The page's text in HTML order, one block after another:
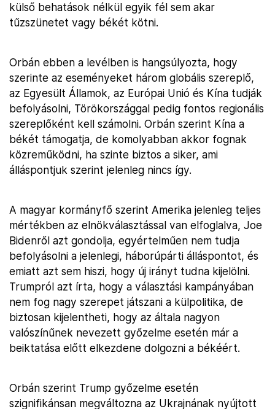
külső behatások nélkül egyik fél sem akar
tűzszünetet vagy békét kötni.
Orbán ebben a levélben is hangsúlyozta, hogy
szerinte az eseményeket három globális szereplő,
az Egyesült Államok, az Európai Unió és Kína tudják
befolyásolni, Törökországgal pedig fontos regionális
szereplőként kell számolni. Orbán szerint Kína a
békét támogatja, de komolyabban akkor fognak
közreműködni, ha szinte biztos a siker, ami
álláspontjuk szerint jelenleg nincs így.
A magyar kormányfő szerint Amerika jelenleg teljes
mértékben az elnökválasztással van elfoglalva, Joe
Bidenről azt gondolja, egyértelműen nem tudja
befolyásolni a jelenlegi, háborúpárti álláspontot, és
emiatt azt sem hiszi, hogy új irányt tudna kijelölni.
Trumpról azt írta, hogy a választási kampányában
nem fog nagy szerepet játszani a külpolitika, de
biztosan kijelentheti, hogy az általa nagyon
valószínűnek nevezett győzelme esetén már a
beiktatása előtt elkezdene dolgozni a békéért.
Orbán szerint Trump győzelme esetén
szignifikánsan megváltozna az Ukrajnának nyújtott